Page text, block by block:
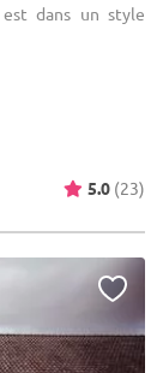
est dans un style
5.0 (23)